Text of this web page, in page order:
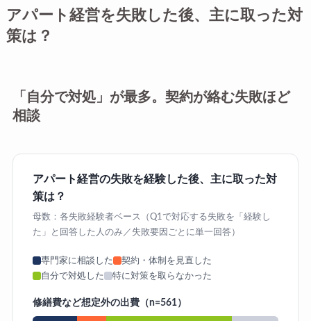
アパート経営を失敗した後、主に取った対
策は？
「自分で対処」が最多。契約が絡む失敗ほど
相談
アパート経営の失敗を経験した後、主に取った対
策は？
母数：各失敗経験者ベース（Q1で対応する失敗を「経験し
た」と回答した人のみ／失敗要因ごとに単一回答）
専門家に相談した
契約・体制を見直した
自分で対処した
特に対策を取らなかった
修繕費など想定外の出費（n=561）